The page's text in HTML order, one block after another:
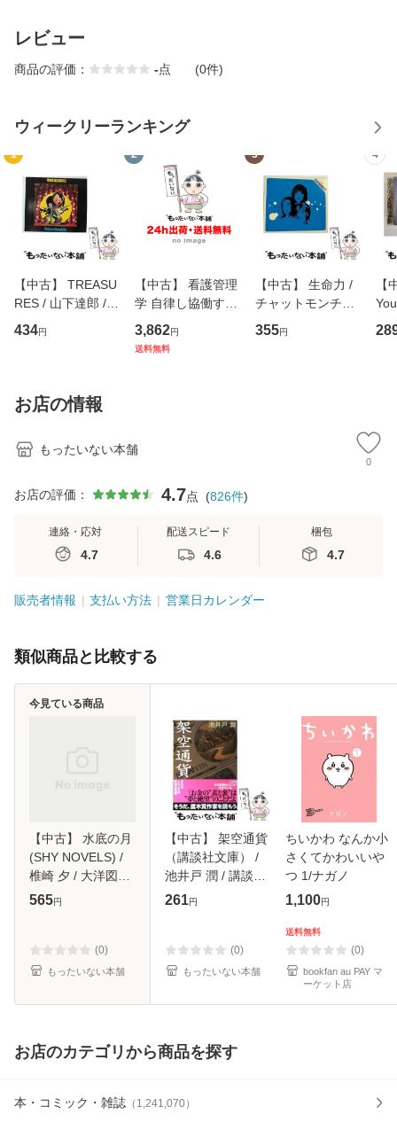
レビュー
商品の評価： -点 (0件)
ウィークリーランキング
1
【中古】 TREASU
RES / 山下達郎 /
イーストウエス
ト・ジャパン [CD]
434円
2
【中古】 看護管理
学 自律し協働する
専門職の看護マネ
ジメントスキル 改
3,862円
送料無料
3
【中古】 生命力 /
チャットモンチー /
キューンレコード
[CD]【メール便送
355円
4
【
のが
お店の情報
もったいない本舗
0
お店の評価： 4.7点 (826件)
連絡・応対
4.7
配送スピード
4.6
梱包
4.7
販売者情報 支払い方法 営業日カレンダー
類似商品と比較する
【中古】 水底の月
(SHY NOVELS) /
椎崎 夕 / 大洋図書
[新書]【メール便送
565円
(0)
もったいない本舗
今見ている商品
【中古】 架空通貨
（講談社文庫） /
池井戸 潤 / 講談社
[文庫]【メール便送
261円
(0)
もったいない本舗
ちいかわ なんか小
さくてかわいいや
つ 1/ナガノ
1,100円
送料無料
(0)
bookfan au PAY マ
ーケット店
お店のカテゴリから商品を探す
本・コミック・雑誌 （ 1,241,070）